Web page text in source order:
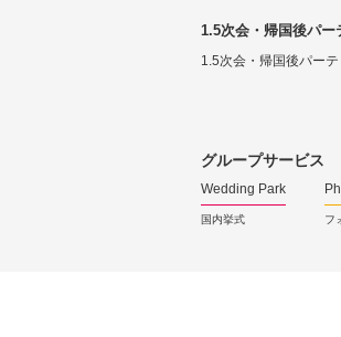
1.5次会・帰国後パー
1.5次会・帰国後パー
グループサービス
Wedding Park
国内挙式 フ